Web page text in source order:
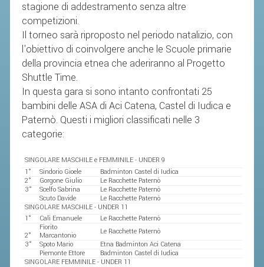
stagione di addestramento senza altre
competizioni.
Il torneo sarà riproposto nel periodo natalizio, con
l'obiettivo di coinvolgere anche le Scuole primarie
della provincia etnea che aderiranno al Progetto
Shuttle Time.
In questa gara si sono intanto confrontati 25
bambini delle ASA di Aci Catena, Castel di Iudica e
Paternò. Questi i migliori classificati nelle 3
categorie:
SINGOLARE MASCHILE e FEMMINILE - UNDER 9
1°
Sindorio Gioele
Badminton Castel di Iudica
2°
Gorgone Giulio
Le Racchette Paternò
3°
Scelfo Sabrina
Le Racchette Paternò
Scuto Davide
Le Racchette Paternò
SINGOLARE MASCHILE - UNDER 11
1°
Calì Emanuele
Le Racchette Paternò
2°
Fiorito
Marcantonio
Le Racchette Paternò
3°
Spoto Mario
Etna Badminton Aci Catena
Piemonte Ettore
Badminton Castel di Iudica
SINGOLARE FEMMINILE - UNDER 11
TESSERAMENTO
QUOTE E TASSE
CONVENZIONI
LINE
ASSICURAZIONE
MODULI
AFFILIARE UN ESD
GARE ED EVENTI